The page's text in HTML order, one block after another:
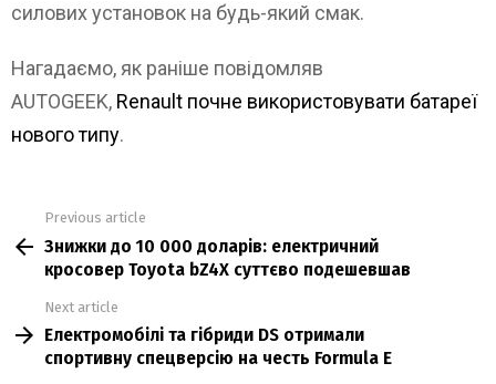
силових установок на будь-який смак.
Нагадаємо, як раніше повідомляв
AUTOGEEK, Renault почне використовувати батареї
нового типу.
more
Previous article
Знижки до 10 000 доларів: електричний
кросовер Toyota bZ4X суттєво подешевшав
Next article
Електромобілі та гібриди DS отримали
спортивну спецверсію на честь Formula E